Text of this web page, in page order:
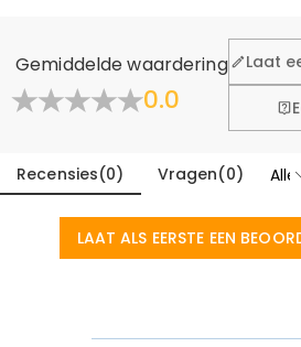
Gemiddelde waardering
0.0
Laat
Recensies(0) Vragen(0)
LAAT ALS EERSTE EEN